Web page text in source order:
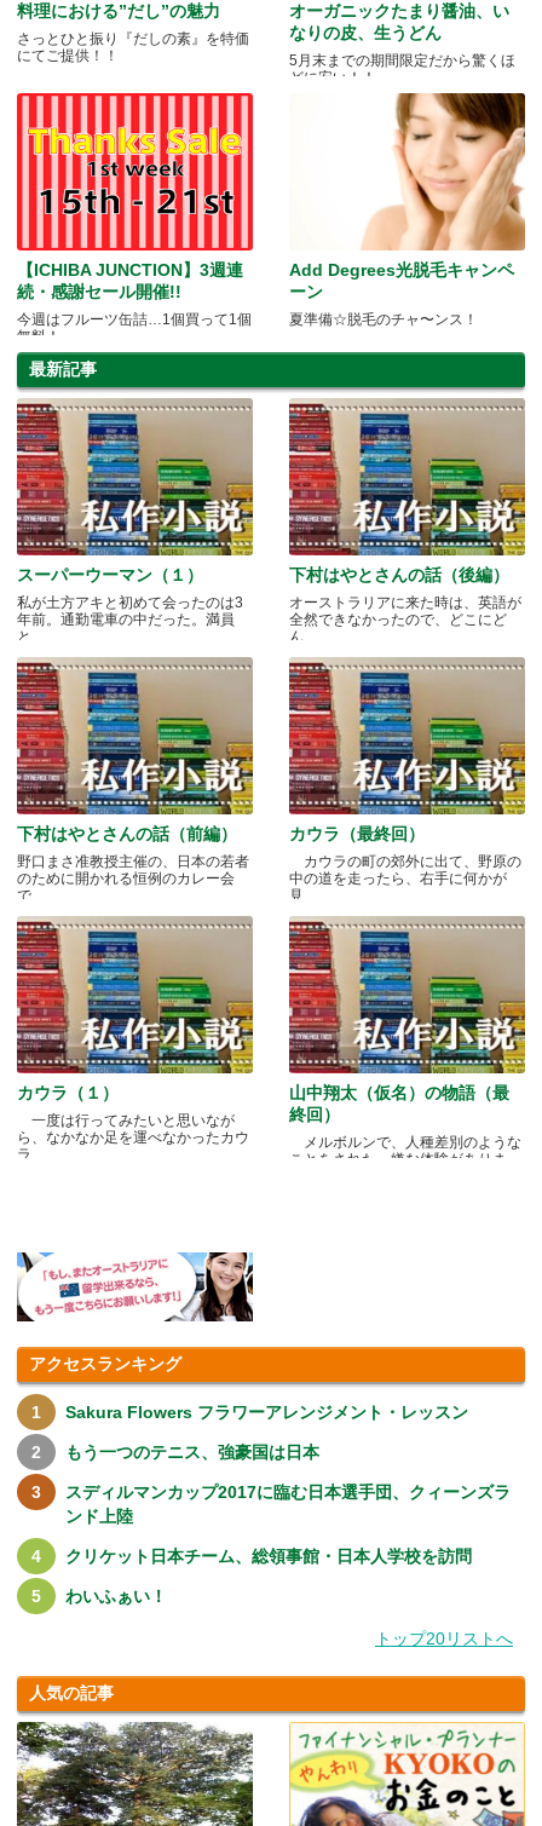
料理における”だし”の魅力
さっとひと振り『だしの素』を特価
にてご提供！！
オーガニックたまり醤油、い
なりの皮、生うどん
5月末までの期間限定だから驚くほ
どに安い！！
【ICHIBA JUNCTION】3週連
続・感謝セール開催!!
今週はフルーツ缶詰…1個買って1個
無料！
Add Degrees光脱毛キャンペ
ーン
夏準備☆脱毛のチャ〜ンス！
最新記事
スーパーウーマン（１）
私が土方アキと初めて会ったのは3
年前。通勤電車の中だった。満員
と.....
下村はやとさんの話（後編）
オーストラリアに来た時は、英語が
全然できなかったので、どこにど
ん.....
下村はやとさんの話（前編）
野口まさ准教授主催の、日本の若者
のために開かれる恒例のカレー会
で.....
カウラ（最終回）
カウラの町の郊外に出て、野原の
中の道を走ったら、右手に何かが
見.....
カウラ（１）
一度は行ってみたいと思いなが
ら、なかなか足を運べなかったカウ
ラ.....
山中翔太（仮名）の物語（最
終回）
メルボルンで、人種差別のような
ことをされた、嫌な体験がありま
アクセスランキング
Sakura Flowers フラワーアレンジメント・レッスン
もう一つのテニス、強豪国は日本
スディルマンカップ2017に臨む日本選手団、クィーンズラ
ンド上陸
クリケット日本チーム、総領事館・日本人学校を訪問
わいふぁい！
トップ20リストへ
人気の記事